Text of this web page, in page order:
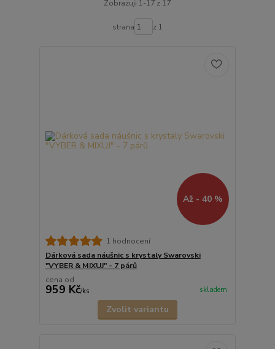
Zobrazuji 1-17 z 17
strana z 1
Až - 40 %
1 hodnocení
Dárková sada náušnic s krystaly Swarovski
"VYBER & MIXUJ" - 7 párů
cena od
959 Kč/ks skladem
Zvolit variantu